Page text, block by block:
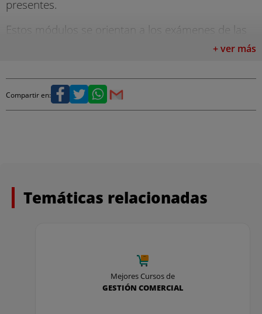
presentes.
Estos módulos se orientan a los exámenes de las
Pruebas Libres de FP. Además vas a contar con
- Carta curso online Psicología Técnicas de Venta
- Libros del Grado Medio en Actividades
El objetivo de esta formación anexa es enseñarte a
utilizar el programa que unifica en un solo espacio
fiscalidad y gestión laboral a través de 3
programas Factusol, Contasol y Nominasol.
**No emitimos título.
+ ver más
Compartir en:
Temáticas relacionadas
Mejores Cursos de
GESTIÓN COMERCIAL